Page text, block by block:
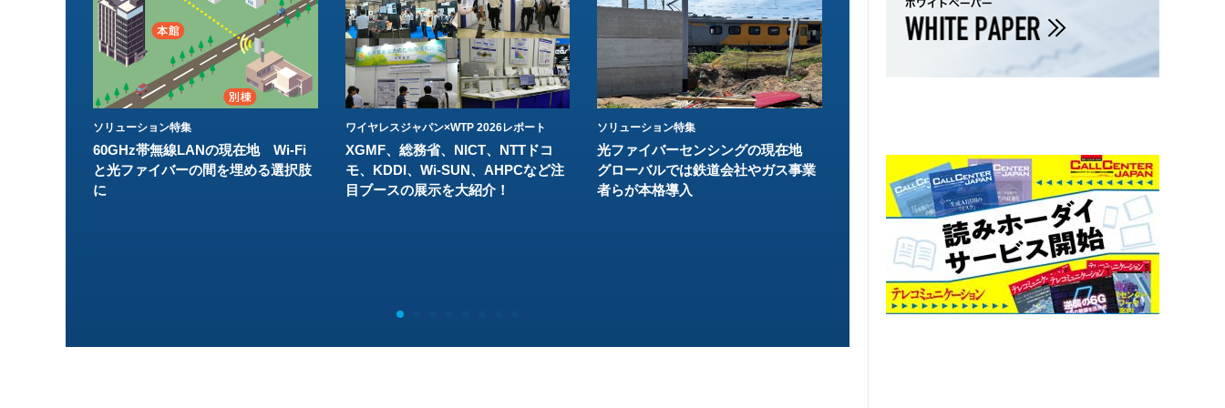
ソリューション特集
60GHz帯無線LANの現在地 Wi-Fi
と光ファイバーの間を埋める選択肢
に
ワイヤレスジャパン×WTP 2026レポート
XGMF、総務省、NICT、NTTドコ
モ、KDDI、Wi-SUN、AHPCなど注
目ブースの展示を大紹介！
ソリューション特集
光ファイバーセンシングの現在地
グローバルでは鉄道会社やガス事業
者らが本格導入
ク 間近に迫る1.6TbE時代とローカ
ルLLMに備えを
末」で Wi-Fi 7へ
こう